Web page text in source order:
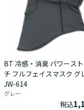
BT 冷感・消臭 パワース
チ フルフェイスマスク グ
JW-614
グレー
税込